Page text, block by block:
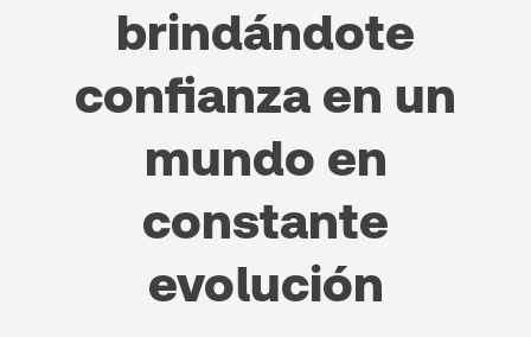
brindándote
confianza en un
mundo en
constante
evolución